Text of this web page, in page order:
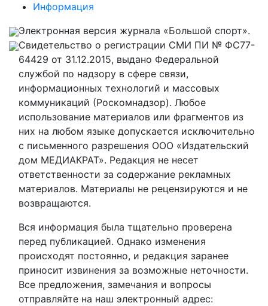
Информация
Электронная версия журнала «Большой спорт».
Свидетельство о регистрации СМИ ПИ № ФС77-
64429 от 31.12.2015, выдано Федеральной
службой по надзору в сфере связи,
информационных технологий и массовых
коммуникаций (Роскомнадзор). Любое
использование материалов или фрагментов из
них на любом языке допускается исключительно
с письменного разрешения ООО «Издательский
дом МЕДИАКРАТ». Редакция не несет
ответственности за содержание рекламных
материалов. Материалы не рецензируются и не
возвращаются.
Вся информация была тщательно проверена
перед публикацией. Однако изменения
происходят постоянно, и редакция заранее
приносит извинения за возможные неточности.
Все предложения, замечания и вопросы
отправляйте на наш электронный адрес: